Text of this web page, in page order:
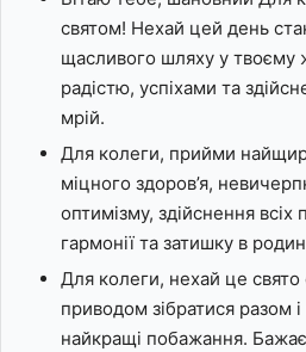
святом! Нехай цей день
щасливого шляху у твоєму
радістю, успіхами та
мрій.
Для колеги, прийми
міцного здоров’я,
оптимізму, здійснення всіх
гармонії та затишку в
Для колеги, нехай це
приводом зібратися разом
найкращі побажання.